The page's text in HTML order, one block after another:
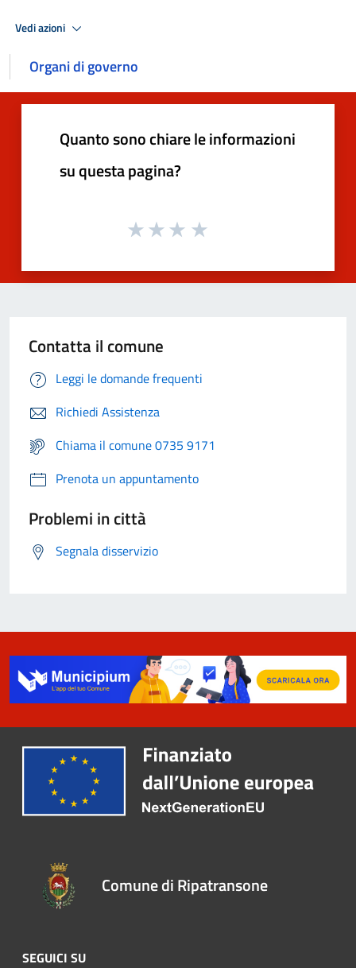
Vedi azioni
Organi di governo
Quanto sono chiare le informazioni
su questa pagina?
Contatta il comune
Leggi le domande frequenti
Richiedi Assistenza
Chiama il comune 0735 9171
Prenota un appuntamento
Problemi in città
Segnala disservizio
Comune di Ripatransone
SEGUICI SU